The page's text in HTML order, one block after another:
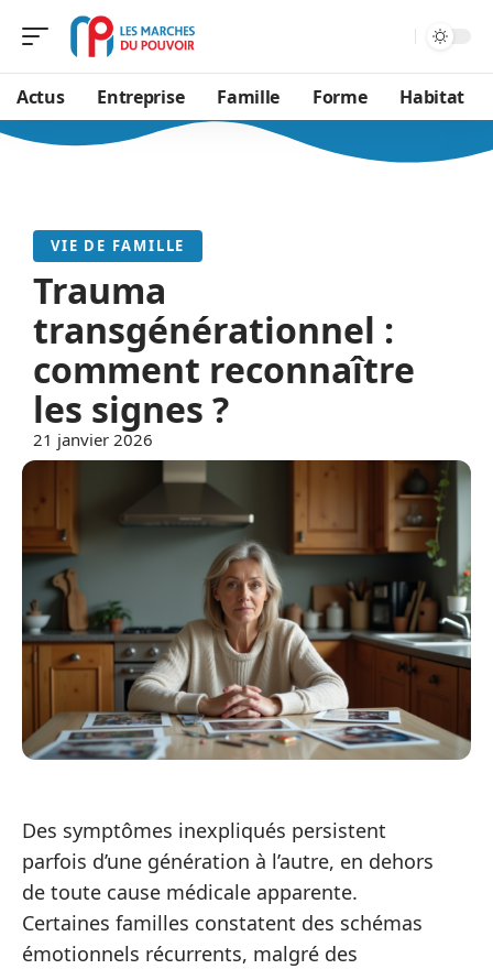
Actus Entreprise Famille Forme Habitat
VIE DE FAMILLE
Trauma
transgénérationnel :
comment reconnaître
les signes ?
21 janvier 2026
Des symptômes inexpliqués persistent
parfois d’une génération à l’autre, en dehors
de toute cause médicale apparente.
Certaines familles constatent des schémas
émotionnels récurrents, malgré des